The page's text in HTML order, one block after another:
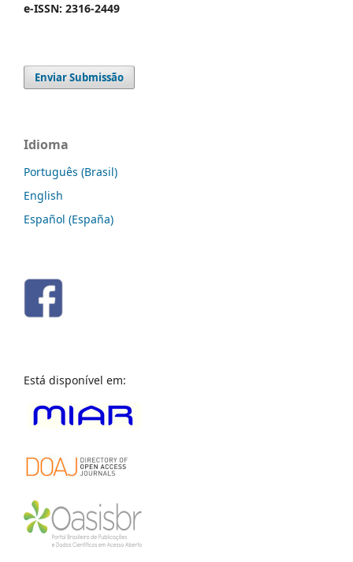
e-ISSN: 2316-2449
Enviar Submissão
Idioma
Português (Brasil)
English
Español (España)
Está disponível em: